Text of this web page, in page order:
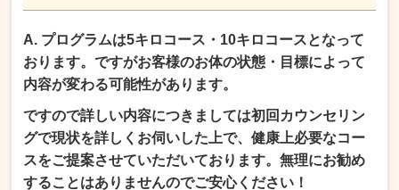
A. プログラムは5キロコース・10キロコースとなって
おります。ですがお客様のお体の状態・目標によって
内容が変わる可能性があります。
ですので詳しい内容につきましては初回カウンセリン
グで現状を詳しくお伺いした上で、健康上必要なコー
スをご提案させていただいております。無理にお勧め
することはありませんのでご安心ください！